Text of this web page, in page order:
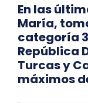
En las
María,
categoría
República
Turcas y
máximos